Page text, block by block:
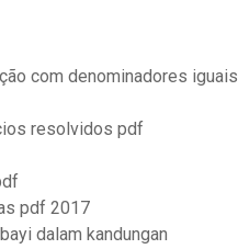
com denominadores iguais
resolvidos pdf
pdf 2017
dalam kandungan